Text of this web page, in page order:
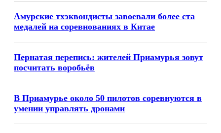
Амурские тхэквондисты завоевали более ста
медалей на соревнованиях в Китае
Пернатая перепись: жителей Приамурья зовут
посчитать воробьёв
В Приамурье около 50 пилотов соревнуются в
умении управлять дронами